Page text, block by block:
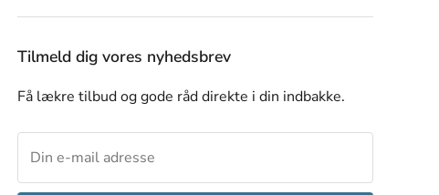
Tilmeld dig vores nyhedsbrev
Få lækre tilbud og gode råd direkte i din indbakke.